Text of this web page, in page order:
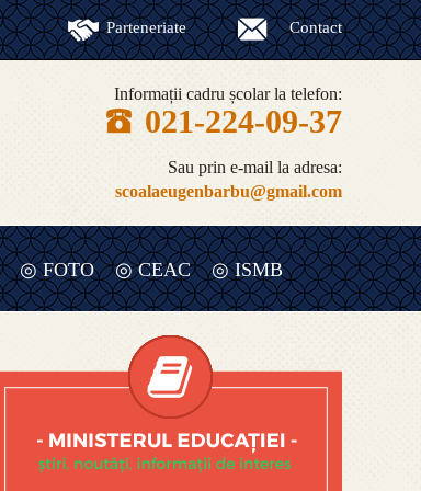
Parteneriate Contact
Informații cadru școlar la telefon:
021-224-09-37
Sau prin e-mail la adresa:
scoalaeugenbarbu@gmail.com
◎ FOTO ◎ CEAC
INTERNA
◎ ISMB